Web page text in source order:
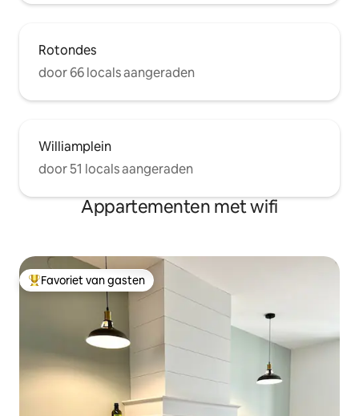
Rotondes
door 66 locals aangeraden
Williamplein
door 51 locals aangeraden
Appartementen met wifi
Topfavoriet van gasten
Favoriet van gasten